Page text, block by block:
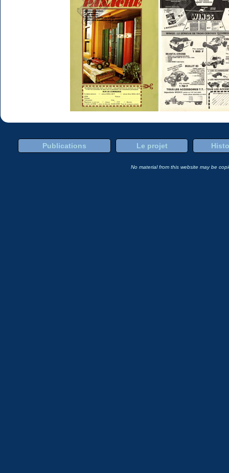
Publications Le projet
No material from this website may be